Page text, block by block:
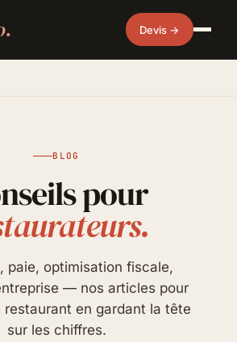
Devis →
BLOG
pour
paie, optimisation fiscale,
— nos articles pour
restaurant en gardant la tête
sur les chiffres.